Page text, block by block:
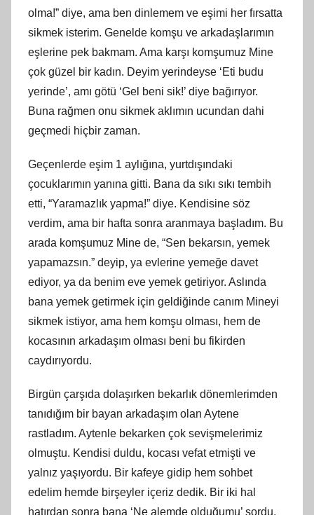
olma!” diye, ama ben dinlemem ve eşimi her fırsatta
sikmek isterim. Genelde komşu ve arkadaşlarımın
eşlerine pek bakmam. Ama karşı komşumuz Mine
çok güzel bir kadın. Deyim yerindeyse ‘Eti budu
yerinde’, amı götü ‘Gel beni sik!’ diye bağırıyor.
Buna rağmen onu sikmek aklımın ucundan dahi
geçmedi hiçbir zaman.
Geçenlerde eşim 1 aylığına, yurtdışındaki
çocuklarımın yanına gitti. Bana da sıkı sıkı tembih
etti, “Yaramazlık yapma!” diye. Kendisine söz
verdim, ama bir hafta sonra aranmaya başladım. Bu
arada komşumuz Mine de, “Sen bekarsın, yemek
yapamazsın.” deyip, ya evlerine yemeğe davet
ediyor, ya da benim eve yemek getiriyor. Aslında
bana yemek getirmek için geldiğinde canım Mineyi
sikmek istiyor, ama hem komşu olması, hem de
kocasının arkadaşım olması beni bu fikirden
caydırıyordu.
Birgün çarşıda dolaşırken bekarlık dönemlerimden
tanıdığım bir bayan arkadaşım olan Aytene
rastladım. Aytenle bekarken çok sevişmelerimiz
olmuştu. Kendisi duldu, kocası vefat etmişti ve
yalnız yaşıyordu. Bir kafeye gidip hem sohbet
edelim hemde birşeyler içeriz dedik. Bir iki hal
hatırdan sonra bana ‘Ne alemde olduğumu’ sordu.